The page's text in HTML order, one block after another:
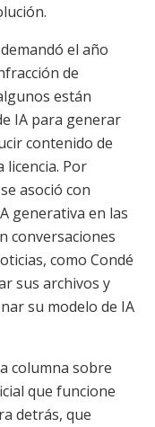
el año
de
están
IA para generar
contenido de
licencia. Por
asoció con
generativa en las
conversaciones
como Condé
sus archivos y
su modelo de IA
columna sobre
que funcione
detrás, que